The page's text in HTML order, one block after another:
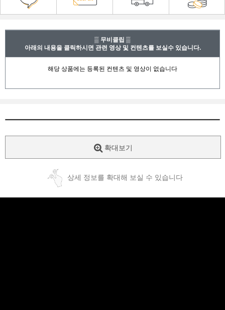
▒ 무비클립 ▒
아래의 내용을 클릭하시면 관련 영상 및 컨텐츠를 보실수 있습니다.
확대보기
상세 정보를 확대해 보실 수 있습니다